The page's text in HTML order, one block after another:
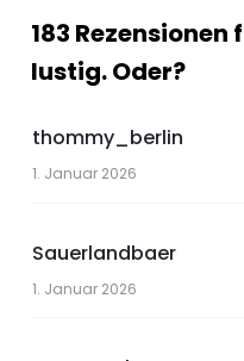
183 Rezensionen
lustig. Oder?
thommy_berlin
1. Januar 2026
Sauerlandbaer
1. Januar 2026